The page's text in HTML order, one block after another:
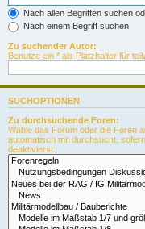
Nach allen Begriffen suchen
Nach einem Begriff suchen
Zu suchender Autor:
Benutze ein * als Platzhalter für
SUCHOPTIONEN
Zu durchsuchende Foren:
Wähle das Forum oder die Foren
automatisch mit durchsucht,
deaktivierst.